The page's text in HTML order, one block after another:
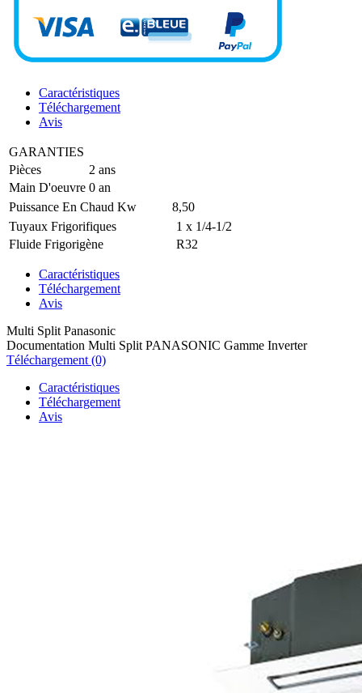
Caractéristiques
Téléchargement
Avis
GARANTIES
Pièces
2 ans
Main D'oeuvre 0 an
Puissance En Chaud Kw
8,50
Tuyaux Frigorifiques
1 x 1/4-1/2
Fluide Frigorigène
R32
Caractéristiques
Téléchargement
Avis
Multi Split Panasonic
Documentation Multi Split PANASONIC Gamme Inverter
Téléchargement (0)
Caractéristiques
Téléchargement
Avis